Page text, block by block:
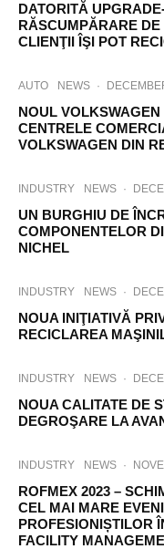
DATORITĂ
RĂSCUMPĂRARE
CLIENŢII ÎŞI POT
AUTO NEWS ·
NOUL
CENTRELE
VOLKSWAGEN DIN
INDUSTRY NEWS ·
UN BURGHIU DE
COMPONENTELOR
NICHEL
INDUSTRY NEWS ·
NOUA INIŢIATIVĂ
RECICLAREA
INDUSTRY NEWS ·
NOUA CALITATE DE
DEGROŞARE LA
INDUSTRY NEWS ·
ROFMEX 2023 –
CEL MAI MARE
PROFESIONIȘTILOR
FACILITY